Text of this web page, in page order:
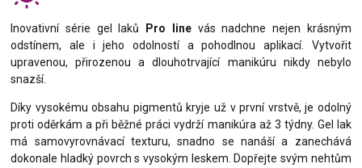
Inovativní série gel laků Pro linevás nadchne nejen krásným
odstínem, ale i jeho odolností a pohodlnou aplikací. Vytvořit
upravenou, přirozenou a dlouhotrvající manikúru nikdy nebylo
snazší.
Díky vysokému obsahu pigmentů kryje už v první vrstvě, je odolný
proti oděrkám a při běžné práci vydrží manikúra až 3 týdny. Gel lak
má samovyrovnávací texturu, snadno se nanáší a zanechává
dokonale hladký povrch s vysokým leskem. Dopřejte svým nehtům